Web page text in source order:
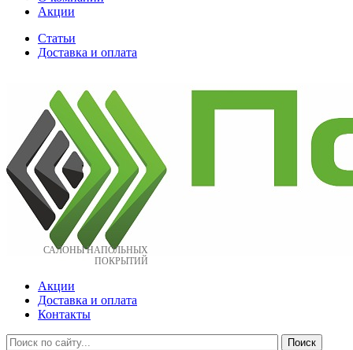
Акции
Статьи
Доставка и оплата
САЛОНЫ НАПОЛЬНЫХ
ПОКРЫТИЙ
Акции
Доставка и оплата
Контакты